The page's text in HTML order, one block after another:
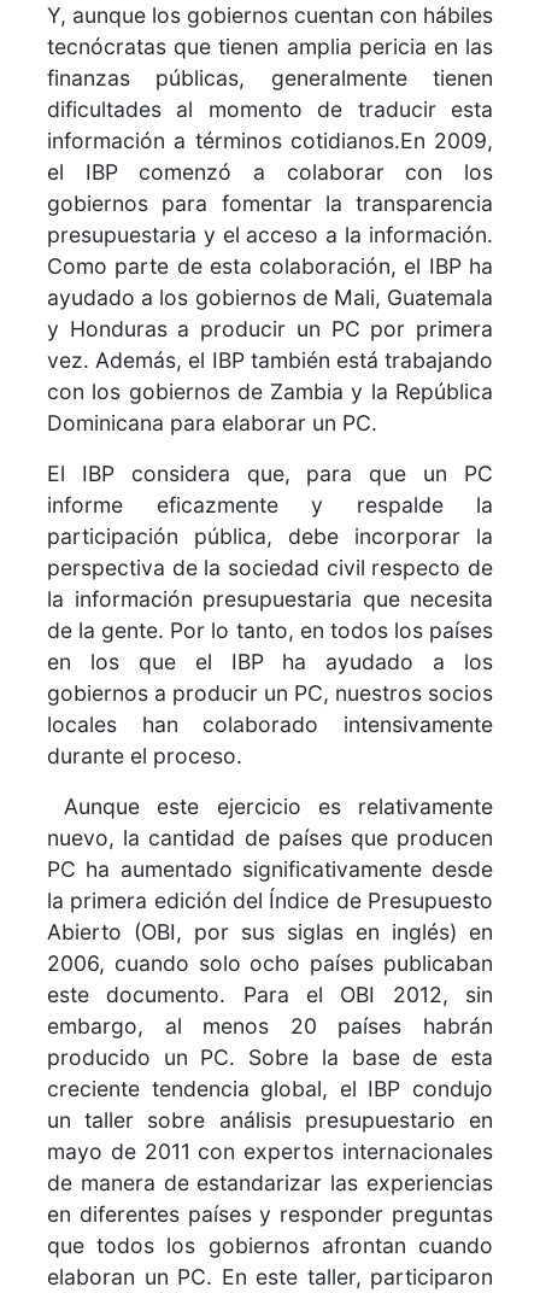
Y, aunque los gobiernos cuentan con hábiles
tecnócratas que tienen amplia pericia en las
finanzas públicas, generalmente tienen
dificultades al momento de traducir esta
información a términos cotidianos.En 2009,
el IBP comenzó a colaborar con los
gobiernos para fomentar la transparencia
presupuestaria y el acceso a la información.
Como parte de esta colaboración, el IBP ha
ayudado a los gobiernos de Mali, Guatemala
y Honduras a producir un PC por primera
vez. Además, el IBP también está trabajando
con los gobiernos de Zambia y la República
Dominicana para elaborar un PC.
El IBP considera que, para que un PC
informe eficazmente y respalde la
participación pública, debe incorporar la
perspectiva de la sociedad civil respecto de
la información presupuestaria que necesita
de la gente. Por lo tanto, en todos los países
en los que el IBP ha ayudado a los
gobiernos a producir un PC, nuestros socios
locales han colaborado intensivamente
durante el proceso.
Aunque este ejercicio es relativamente
nuevo, la cantidad de países que producen
PC ha aumentado significativamente desde
la primera edición del Índice de Presupuesto
Abierto (OBI, por sus siglas en inglés) en
2006, cuando solo ocho países publicaban
este documento. Para el OBI 2012, sin
embargo, al menos 20 países habrán
producido un PC. Sobre la base de esta
creciente tendencia global, el IBP condujo
un taller sobre análisis presupuestario en
mayo de 2011 con expertos internacionales
de manera de estandarizar las experiencias
en diferentes países y responder preguntas
que todos los gobiernos afrontan cuando
elaboran un PC. En este taller, participaron